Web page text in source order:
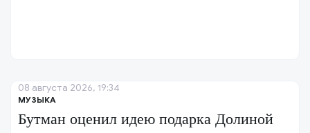
МУЗЫКА
Бутман оценил идею подарка Долиной
08 августа 2026, 19:34